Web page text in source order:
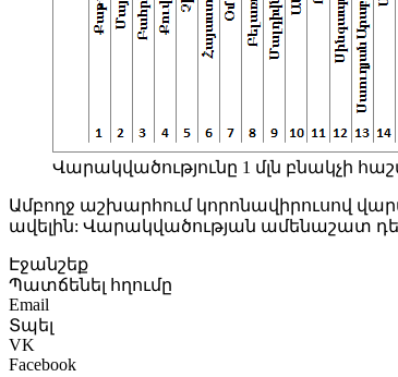
Վարակվածությունը 1 մլն բնակչի
Ամբողջ աշխարհում կորոնավիրուսով
ավելին: Վարակվածության ամենաշատ
Էջանշեք
Պատճենել հղումը
Email
Տպել
VK
Facebook